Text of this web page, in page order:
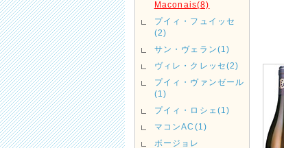
Maconais(8)
プイィ・フュイッセ
(2)
サン・ヴェラン(1)
ヴィレ・クレッセ(2)
プイィ・ヴァンゼール
(1)
プイィ・ロシェ(1)
マコンAC(1)
ボージョレ